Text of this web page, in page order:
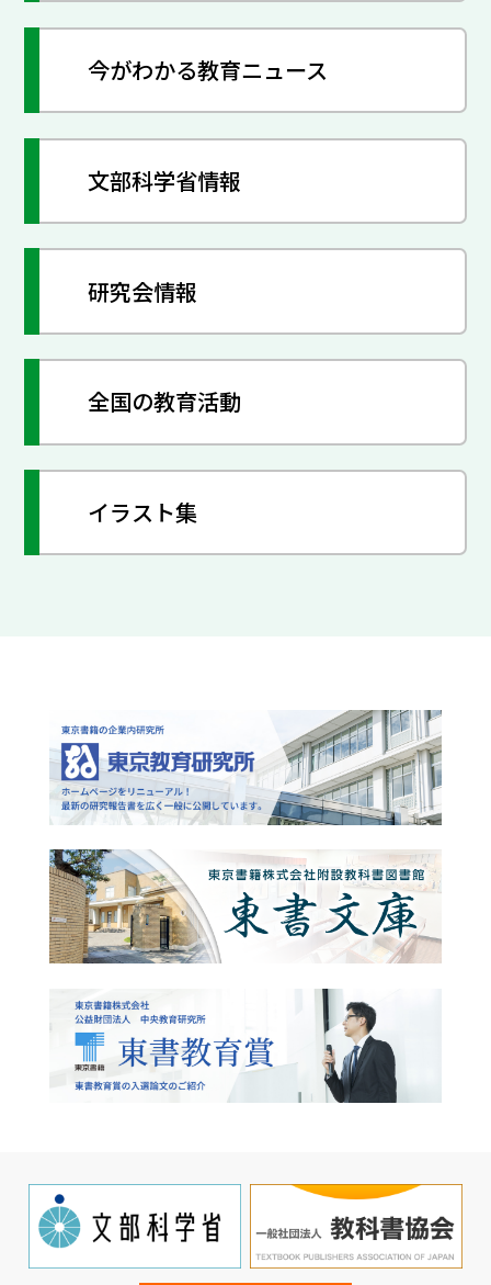
今がわかる教育ニュース
文部科学省情報
研究会情報
全国の教育活動
イラスト集